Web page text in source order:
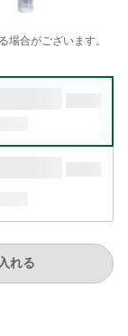
合がございます。
れる